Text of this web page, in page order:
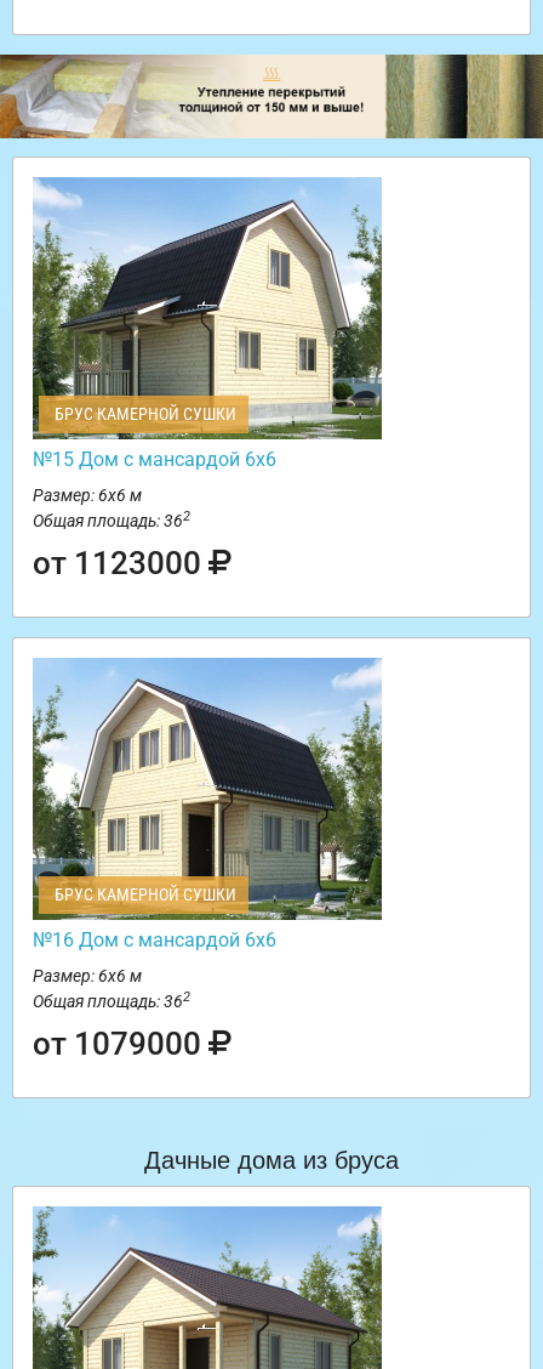
БРУС КАМЕРНОЙ СУШКИ
№15 Дом с мансардой 6х6
Размер: 6х6 м
Общая площадь: 362
от 1123000
БРУС КАМЕРНОЙ СУШКИ
№16 Дом с мансардой 6х6
Размер: 6х6 м
Общая площадь: 362
от 1079000
Дачные дома из бруса